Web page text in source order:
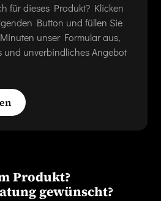
für dieses Produkt? Klicken
Button und füllen Sie
unser Formular aus,
und unverbindliches Angebot
Produkt?
gewünscht?